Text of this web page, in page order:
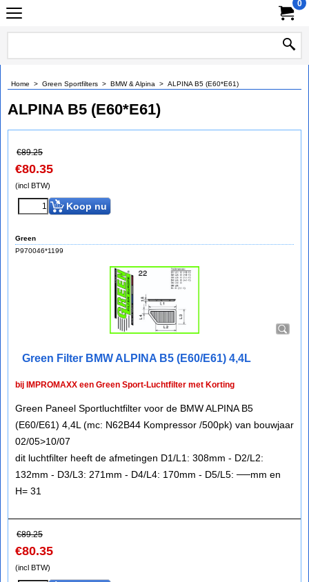
0
Home > Green Sportfilters > BMW & Alpina > ALPINA B5 (E60*E61)
ALPINA B5 (E60*E61)
€89.25
€80.35
(incl BTW)
Koop nu
Green
P970046*1199
Green Filter BMW ALPINA B5 (E60/E61) 4,4L
bij IMPROMAXX een Green Sport-Luchtfilter met Korting
Green Paneel Sportluchtfilter voor de BMW ALPINA B5
(E60/E61) 4,4L (mc: N62B44 Kompressor /500pk) van bouwjaar
02/05>10/07
dit luchtfilter heeft de afmetingen D1/L1: 308mm - D2/L2:
132mm - D3/L3: 271mm - D4/L4: 170mm - D5/L5: ──mm en
H= 31
€89.25
€80.35
(incl BTW)